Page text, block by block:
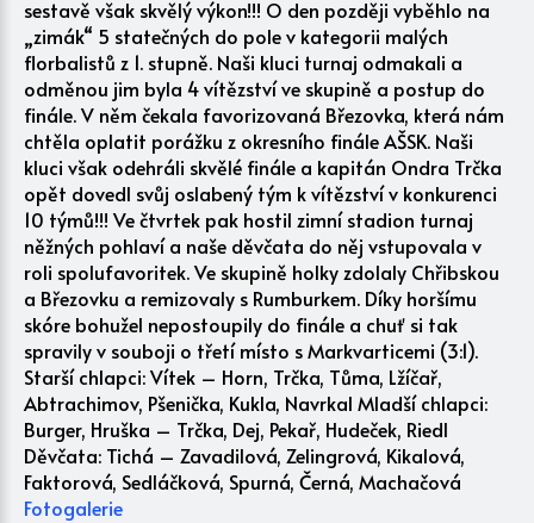
sestavě však skvělý výkon!!! O den později vyběhlo na
„zimák“ 5 statečných do pole v kategorii malých
florbalistů z 1. stupně. Naši kluci turnaj odmakali a
odměnou jim byla 4 vítězství ve skupině a postup do
finále. V něm čekala favorizovaná Březovka, která nám
chtěla oplatit porážku z okresního finále AŠSK. Naši
kluci však odehráli skvělé finále a kapitán Ondra Trčka
opět dovedl svůj oslabený tým k vítězství v konkurenci
10 týmů!!! Ve čtvrtek pak hostil zimní stadion turnaj
něžných pohlaví a naše děvčata do něj vstupovala v
roli spolufavoritek. Ve skupině holky zdolaly Chřibskou
a Březovku a remizovaly s Rumburkem. Díky horšímu
skóre bohužel nepostoupily do finále a chuť si tak
spravily v souboji o třetí místo s Markvarticemi (3:1).
Starší chlapci: Vítek – Horn, Trčka, Tůma, Lžíčař,
Abtrachimov, Pšenička, Kukla, Navrkal Mladší chlapci:
Burger, Hruška – Trčka, Dej, Pekař, Hudeček, Riedl
Děvčata: Tichá – Zavadilová, Zelingrová, Kikalová,
Faktorová, Sedláčková, Spurná, Černá, Machačová
Fotogalerie